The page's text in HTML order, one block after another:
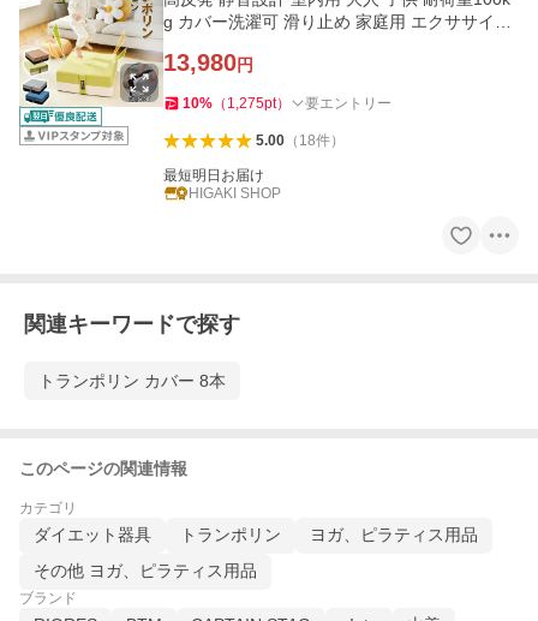
g カバー洗濯可 滑り止め 家庭用 エクササイズ
13,980円
10% （ 1,275pt） 要エントリー
5.00（ 18件）
最短明日お届け
HIGAKI SHOP
関連キーワードで探す
トランポリン カバー 8本
このページの関連情報
カテゴリ
ダイエット器具 トランポリン
ヨガ、ピラティス用品
その他 ヨガ、ピラティス用品
ブランド